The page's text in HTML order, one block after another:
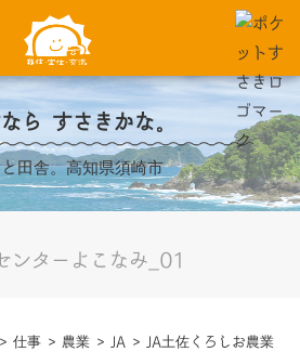
ら すさきかな。
田舎。高知県須崎市
ンターよこなみ_01
> 仕事 > 農業 > JA > JA土佐くろしお農業